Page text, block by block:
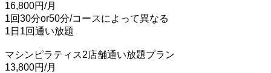
16,800円/月
1回30分or50分/コースによって異なる
1日1回通い放題
マシンピラティス2店舗通い放題プラン
13,800円/月